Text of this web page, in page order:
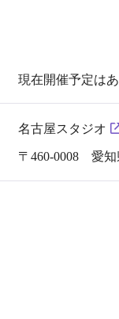
現在開催予定はあ
名古屋スタジオ
〒460-0008 愛知